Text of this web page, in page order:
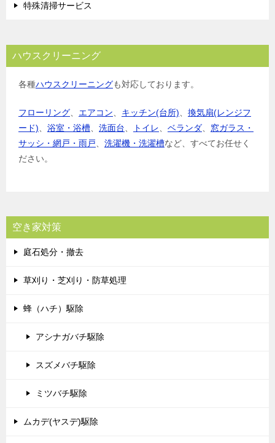
特殊清掃サービス
ハウスクリーニング
各種ハウスクリーニングも対応しております。
フローリング、 エアコン、 キッチン(台所)、 換気扇(レンジフ
ード)、 浴室・浴槽、 洗面台、 トイレ、 ベランダ、 窓ガラス・
サッシ・網戸・雨戸、 洗濯機・洗濯槽など、すべてお任せく
ださい。
空き家対策
庭石処分・撤去
草刈り・芝刈り・防草処理
蜂（ハチ）駆除
アシナガバチ駆除
スズメバチ駆除
ミツバチ駆除
ムカデ(ヤスデ)駆除